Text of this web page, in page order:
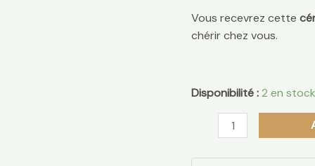
Vous recevrez cette
chérir chez vous.
Disponibilité :2 en stock